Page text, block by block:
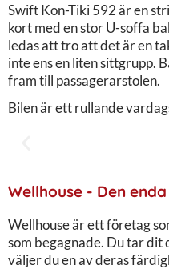
Swift Kon-Tiki 592 är en
kort med en stor U-soffa
ledas att tro att det är en
inte ens en liten sittgrupp.
fram till passagerarstolen.
Bilen är ett rullande
Wellhouse - Den
Wellhouse är ett företag
som begagnade. Du tar dit
väljer du en av deras